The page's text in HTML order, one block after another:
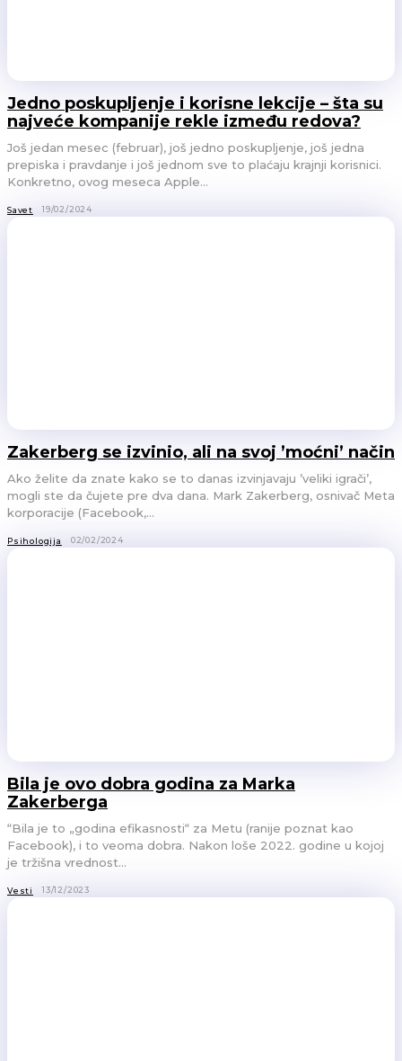
Jedno poskupljenje i korisne lekcije – šta su
najveće kompanije rekle između redova?
Još jedan mesec (februar), još jedno poskupljenje, još jedna
prepiska i pravdanje i još jednom sve to plaćaju krajnji korisnici.
Konkretno, ovog meseca Apple...
Savet 19/02/2024
Zakerberg se izvinio, ali na svoj ’moćni’ način
Ako želite da znate kako se to danas izvinjavaju ’veliki igrači’,
mogli ste da čujete pre dva dana. Mark Zakerberg, osnivač Meta
korporacije (Facebook,...
Psihologija 02/02/2024
Bila je ovo dobra godina za Marka
Zakerberga
“Bila je to „godina efikasnosti“ za Metu (ranije poznat kao
Facebook), i to veoma dobra. Nakon loše 2022. godine u kojoj
je tržišna vrednost...
Vesti 13/12/2023